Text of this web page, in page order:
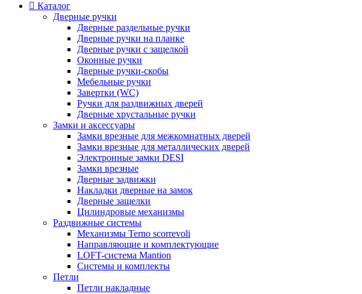
Каталог
Дверные ручки
Дверные раздельные ручки
Дверные ручки на планке
Дверные ручки с защелкой
Оконные ручки
Дверные ручки-скобы
Мебельные ручки
Завертки (WC)
Ручки для раздвижных дверей
Дверные хрустальные ручки
Замки и аксессуары
Замки врезные для межкомнатных дверей
Замки врезные для металлических дверей
Электронные замки DESI
Замки врезные
Дверные задвижки
Накладки дверные на замок
Дверные защелки
Цилиндровые механизмы
Раздвижные системы
Механизмы Terno scorrevoli
Направляющие и комплектующие
LOFT-cистема Mantion
Системы и комплекты
Петли
Петли накладные